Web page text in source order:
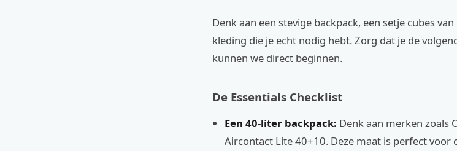
Denk aan een stevige backpack, een setje cubes
kleding die je echt nodig hebt. Zorg dat je de
kunnen we direct beginnen.
De Essentials Checklist
Een 40-liter backpack: Denk aan merken zoals
Aircontact Lite 40+10. Deze maat is perfect voor